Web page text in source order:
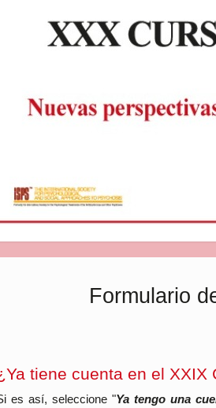
Formulario
tiene cuenta en el XXIX
es así, seleccione "Ya tengo una